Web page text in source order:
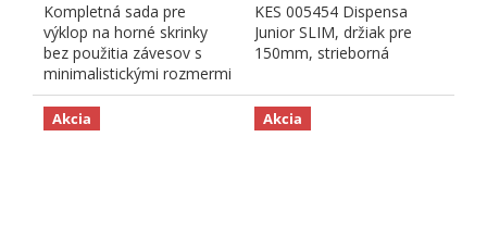
Kompletná sada pre
výklop na horné skrinky
bez použitia závesov s
minimalistickými rozmermi
kovania. Výška čela...
KES 005454 Dispensa
Junior SLIM, držiak pre
150mm, strieborná
Akcia Akcia